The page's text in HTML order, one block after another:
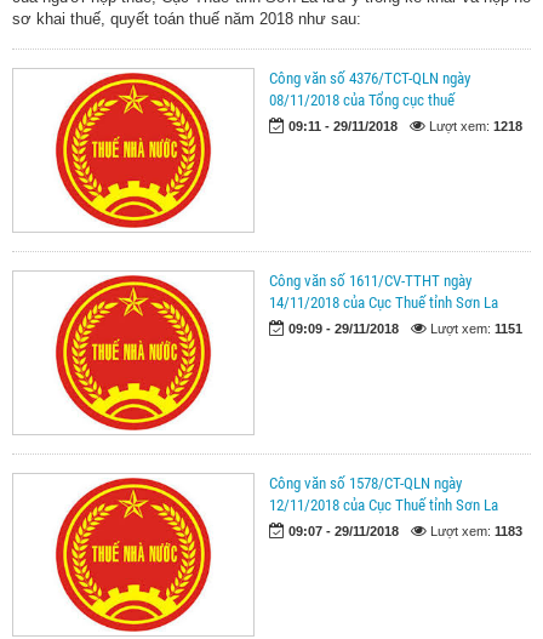
sơ khai thuế, quyết toán thuế năm 2018 như sau:
Công văn số 4376/TCT-QLN ngày
08/11/2018 của Tổng cục thuế
09:11 - 29/11/2018 Lượt xem: 1218
Công văn số 1611/CV-TTHT ngày
14/11/2018 của Cục Thuế tỉnh Sơn La
09:09 - 29/11/2018 Lượt xem: 1151
Công văn số 1578/CT-QLN ngày
12/11/2018 của Cục Thuế tỉnh Sơn La
09:07 - 29/11/2018 Lượt xem: 1183